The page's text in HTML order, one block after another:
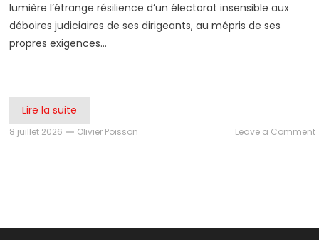
lumière l’étrange résilience d’un électorat insensible aux
déboires judiciaires de ses dirigeants, au mépris de ses
propres exigences…
Lire la suite
8 juillet 2026 Olivier Poisson Leave a Comment